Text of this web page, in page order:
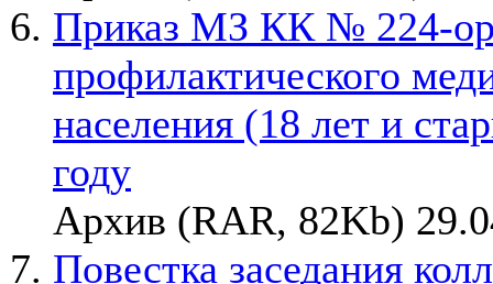
Приказ МЗ КК № 224-
профилактического
населения (18 лет и
году
Архив (RAR, 82Kb)
Повестка заседания